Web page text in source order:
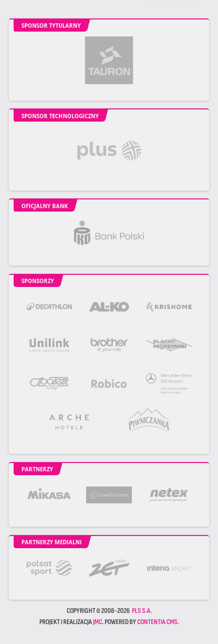
SPONSOR TYTULARNY
SPONSOR TECHNOLOGICZNY
OFICJALNY BANK
SPONSORZY
PARTNERZY
PARTNERZY MEDIALNI
COPYRIGHT © 2008-2026 PLS S.A.
PROJEKT I REALIZACJAJMC. POWERED BYCONTENTIA CMS.